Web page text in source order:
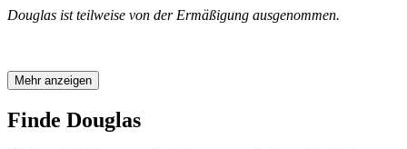
Douglas ist teilweise von der Ermäßigung ausgenommen.
Mehr anzeigen
Finde Douglas